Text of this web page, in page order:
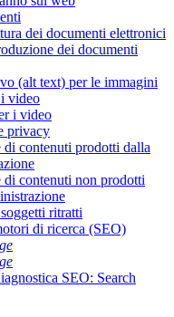
dei documenti elettronici
dei documenti
(alt text) per le immagini
video
i video
privacy
contenuti prodotti dalla
contenuti non prodotti
ritratti
di ricerca (SEO)
SEO: Search